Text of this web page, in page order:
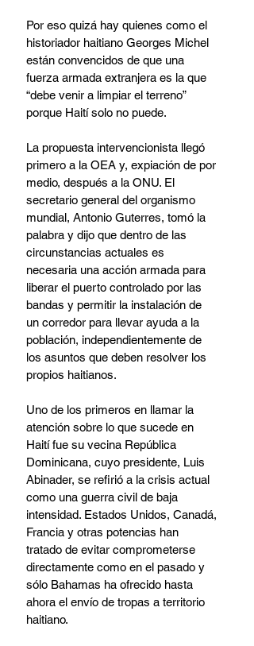
Por eso quizá hay quienes como el
historiador haitiano Georges Michel
están convencidos de que una
fuerza armada extranjera es la que
“debe venir a limpiar el terreno”
porque Haití solo no puede.
La propuesta intervencionista llegó
primero a la OEA y, expiación de por
medio, después a la ONU. El
secretario general del organismo
mundial, Antonio Guterres, tomó la
palabra y dijo que dentro de las
circunstancias actuales es
necesaria una acción armada para
liberar el puerto controlado por las
bandas y permitir la instalación de
un corredor para llevar ayuda a la
población, independientemente de
los asuntos que deben resolver los
propios haitianos.
Uno de los primeros en llamar la
atención sobre lo que sucede en
Haití fue su vecina República
Dominicana, cuyo presidente, Luis
Abinader, se refirió a la crisis actual
como una guerra civil de baja
intensidad. Estados Unidos, Canadá,
Francia y otras potencias han
tratado de evitar comprometerse
directamente como en el pasado y
sólo Bahamas ha ofrecido hasta
ahora el envío de tropas a territorio
haitiano.